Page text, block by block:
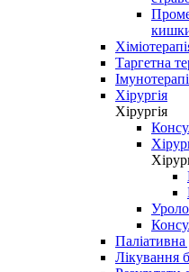
Таргетна
Хірургія
Хірургія
Лікування